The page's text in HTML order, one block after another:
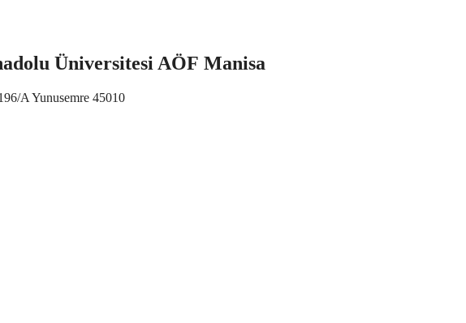
Üniversitesi AÖF Manisa
A Yunusemre 45010